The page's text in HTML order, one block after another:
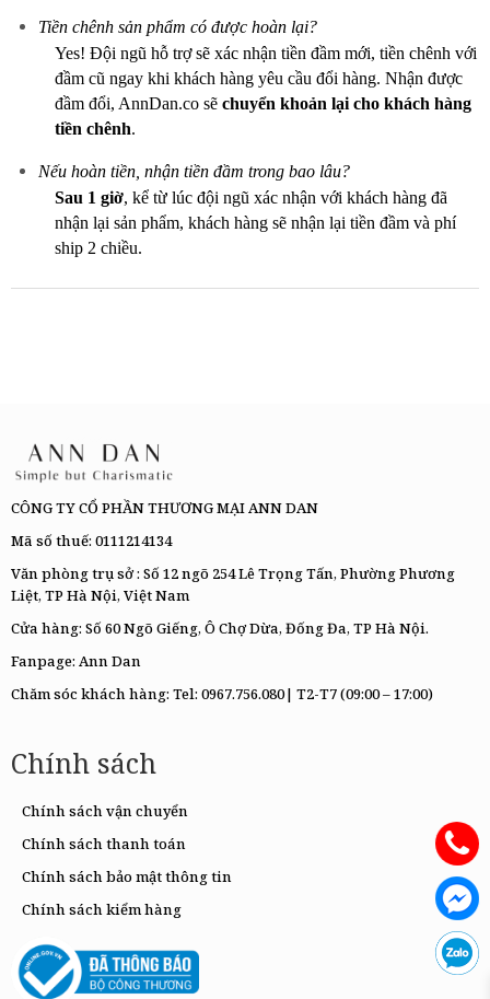
Tiền chênh sản phẩm có được hoàn lại?
Yes! Đội ngũ hỗ trợ sẽ xác nhận tiền đầm mới, tiền chênh với
đầm cũ ngay khi khách hàng yêu cầu đổi hàng. Nhận được
đầm đổi, AnnDan.co sẽ chuyển khoản lại cho khách hàng
tiền chênh.
Nếu hoàn tiền, nhận tiền đầm trong bao lâu?
Sau 1 giờ, kể từ lúc đội ngũ xác nhận với khách hàng đã
nhận lại sản phẩm, khách hàng sẽ nhận lại tiền đầm và phí
ship 2 chiều.
CÔNG TY CỔ PHẦN THƯƠNG MẠI ANN DAN
Mã số thuế: 0111214134
Văn phòng trụ sở : Số 12 ngõ 254 Lê Trọng Tấn, Phường Phương
Liệt, TP Hà Nội, Việt Nam
Cửa hàng: Số 60 Ngõ Giếng, Ô Chợ Dừa, Đống Đa, TP Hà Nội.
Fanpage: Ann Dan
Chăm sóc khách hàng: Tel: 0967.756.080| T2-T7 (09:00 – 17:00)
Chính sách
Chính sách vận chuyển
Chính sách thanh toán
Chính sách bảo mật thông tin
Chính sách kiểm hàng